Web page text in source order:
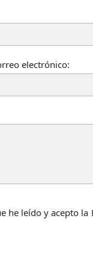
electrónico:
he leído y acepto la